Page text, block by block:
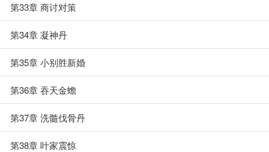
第33章 商讨对策
第34章 凝神丹
第35章 小别胜新婚
第36章 吞天金蟾
第37章 洗髓伐骨丹
第38章 叶家震惊